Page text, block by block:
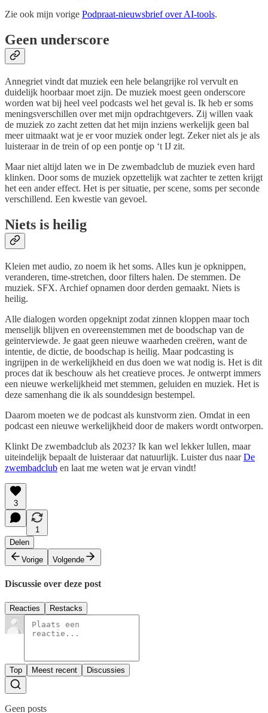
Zie ook mijn vorige Podpraat-nieuwsbrief over AI-tools.
Geen underscore
Annegriet vindt dat muziek een hele belangrijke rol vervult en
duidelijk hoorbaar moet zijn. De muziek moest geen onderscore
worden wat bij heel veel podcasts wel het geval is. Ik heb er soms
meningsverschillen over met mijn opdrachtgevers. Zij willen vaak
de muziek zo zacht zetten dat het mijn inziens werkelijk geen bal
meer uitmaakt wat je er voor muziek onder legt. Zeker niet als je als
luisteraar in de trein of op een pontje op ‘t IJ zit.
Maar niet altijd laten we in De zwembadclub de muziek even hard
klinken. Door soms de muziek opzettelijk wat zachter te zetten krijgt
het een ander effect. Het is per situatie, per scene, soms per seconde
verschillend. Een kwestie van gevoel.
Niets is heilig
Kleien met audio, zo noem ik het soms. Alles kun je opknippen,
veranderen, time-stretchen, door filters halen. De stemmen. De
muziek. SFX. Archief opnamen door derden gemaakt. Niets is
heilig.
Alle dialogen worden opgeknipt zodat zinnen kloppen maar toch
menselijk blijven en overeenstemmen met de boodschap van de
geïnterviewde. Je gaat geen nieuwe waarheden creëren, want de
intentie, de dictie, de boodschap is heilig. Maar podcasting is
ingrijpen in de werkelijkheid en dus doen we wat nodig is. Het is dit
proces dat ik beschouw als het creatieve proces. Je ontwerpt immers
een nieuwe werkelijkheid met stemmen, geluiden en muziek. Het is
deze samenhang die ik als sounddesign bestempel.
Daarom moeten we de podcast als kunstvorm zien. Omdat in een
podcast een nieuwe werkelijkheid door de makers wordt ontworpen.
Klinkt De zwembadclub als 2023? Ik kan wel lekker lullen, maar
uiteindelijk bepaalt de luisteraar dat natuurlijk. Luister dus naarDe
zwembadclub en laat me weten wat je ervan vindt!
3
1
Delen
Vorige
Volgende
Discussie over deze post
Reacties Restacks
Top Meest recent Discussies
Geen posts